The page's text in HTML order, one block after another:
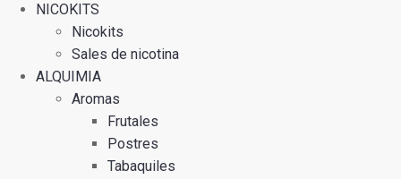
NICOKITS
Nicokits
Sales de nicotina
ALQUIMIA
Aromas
Frutales
Postres
Tabaquiles